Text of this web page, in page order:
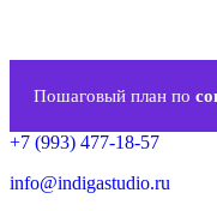
Пошаговый план по
+7 (993) 477-18-57
info@indigastudio.ru